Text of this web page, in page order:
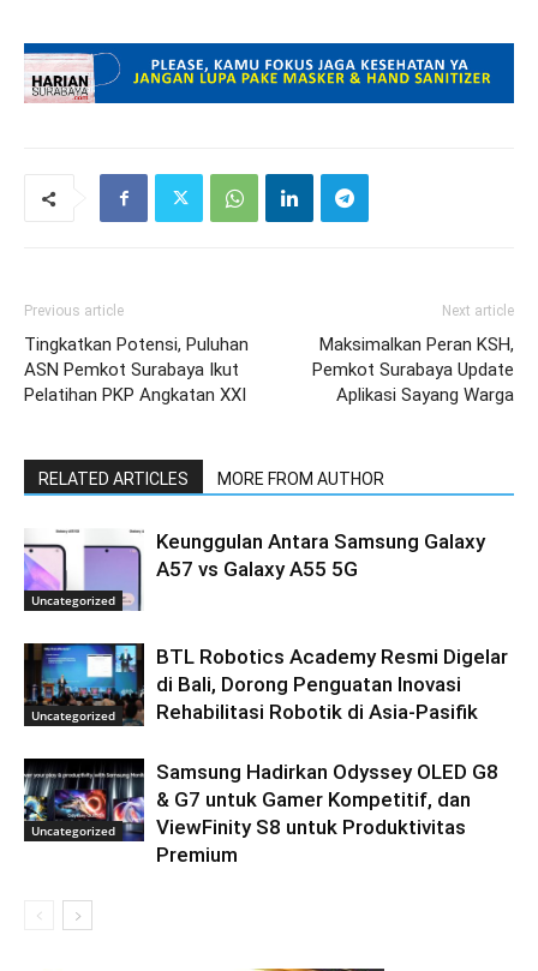
Previous article
Tingkatkan Potensi, Puluhan
ASN Pemkot Surabaya Ikut
Pelatihan PKP Angkatan XXI
Next article
Maksimalkan Peran KSH,
Pemkot Surabaya Update
Aplikasi Sayang Warga
RELATED ARTICLES MORE FROM AUTHOR
Uncategorized
Keunggulan Antara Samsung Galaxy
A57 vs Galaxy A55 5G
Uncategorized
BTL Robotics Academy Resmi Digelar
di Bali, Dorong Penguatan Inovasi
Rehabilitasi Robotik di Asia-Pasifik
Uncategorized
Samsung Hadirkan Odyssey OLED G8
& G7 untuk Gamer Kompetitif, dan
ViewFinity S8 untuk Produktivitas
Premium